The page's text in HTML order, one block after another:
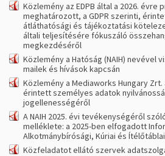
Közlemény az EDPB által a 2026. évre
meghatározott, a GDPR szerinti,
átláthatósági és tájékoztatási
általi teljesítésére fókuszáló
megkezdéséről
Közlemény a Hatóság (NAIH) nevével
mailek és hívások kapcsán
Közlemény a Mediaworks Hungary
érintett személyes adatok
jogellenességéről
A NAIH 2025. évi tevékenységéről
melléklete: a 2025-ben elfogadott
Alkotmánybírósági, Kúriai és
Közfeladatot ellátó szervek